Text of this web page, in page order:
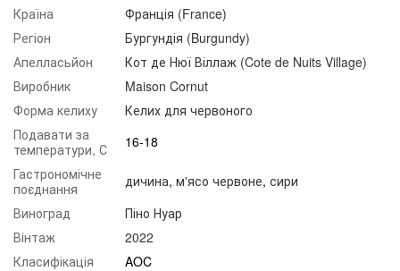
Країна
Франція (France)
Регіон
Бургундія (Burgundy)
Апелласьйон
Кот де Нюї Віллаж (Cote de Nuits Village)
Виробник
Maison Cornut
Форма келиху
Келих для червоного
Подавати за
температури, С
16-18
Гастрономічне
поєднання
дичина, м'ясо червоне, сири
Виноград
Піно Нуар
Вінтаж
2022
Класифікація
AOC